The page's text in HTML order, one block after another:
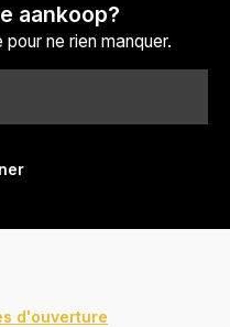
aankoop?
ne rien manquer.
d'ouverture